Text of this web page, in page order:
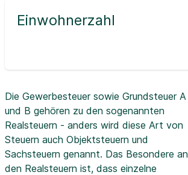
Einwohnerzahl
Die Gewerbesteuer sowie Grundsteuer A
und B gehören zu den sogenannten
Realsteuern - anders wird diese Art von
Steuern auch Objektsteuern und
Sachsteuern genannt. Das Besondere an
den Realsteuern ist, dass einzelne